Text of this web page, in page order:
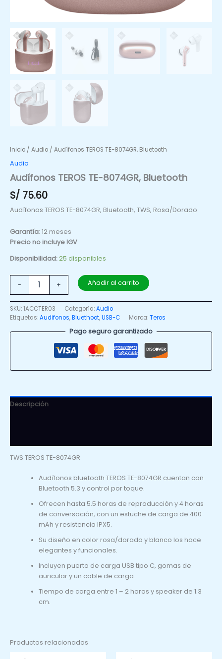
Inicio / Audio / Audífonos TEROS TE-8074GR, Bluetooth
Audio
Audífonos TEROS TE-8074GR, Bluetooth
S/ 75.60
Audífonos TEROS TE-8074GR, Bluetooth, TWS, Rosa/Dorado
Garantía: 12 meses
Precio no incluye IGV
Disponibilidad:25 disponibles
- + Añadir al carrito
SKU:1ACCTER03 Categoría:Audio
Etiquetas:Audifonos,Bluethoot,USB-C Marca:Teros
Pago seguro garantizado
Descripción
TWS TEROS TE-8074GR
Audífonos bluetooth TEROS TE-8074GR cuentan con
Bluetooth 5.3 y control por toque.
Ofrecen hasta 5.5 horas de reproducción y 4 horas
de conversación, con un estuche de carga de 400
mAh y resistencia IPX5.
Su diseño en color rosa/dorado y blanco los hace
elegantes y funcionales.
Incluyen puerto de carga USB tipo C, gomas de
auricular y un cable de carga.
Tiempo de carga entre 1 – 2 horas y speaker de 1.3
cm.
Productos relacionados